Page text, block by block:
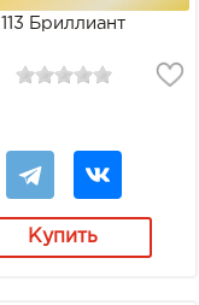
113 Бриллиант
Купить